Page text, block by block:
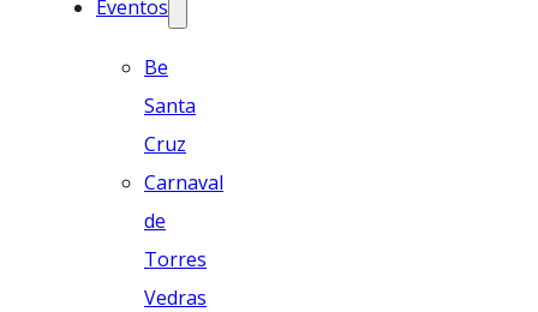
Eventos
Be
Santa
Cruz
Carnaval
de
Torres
Vedras